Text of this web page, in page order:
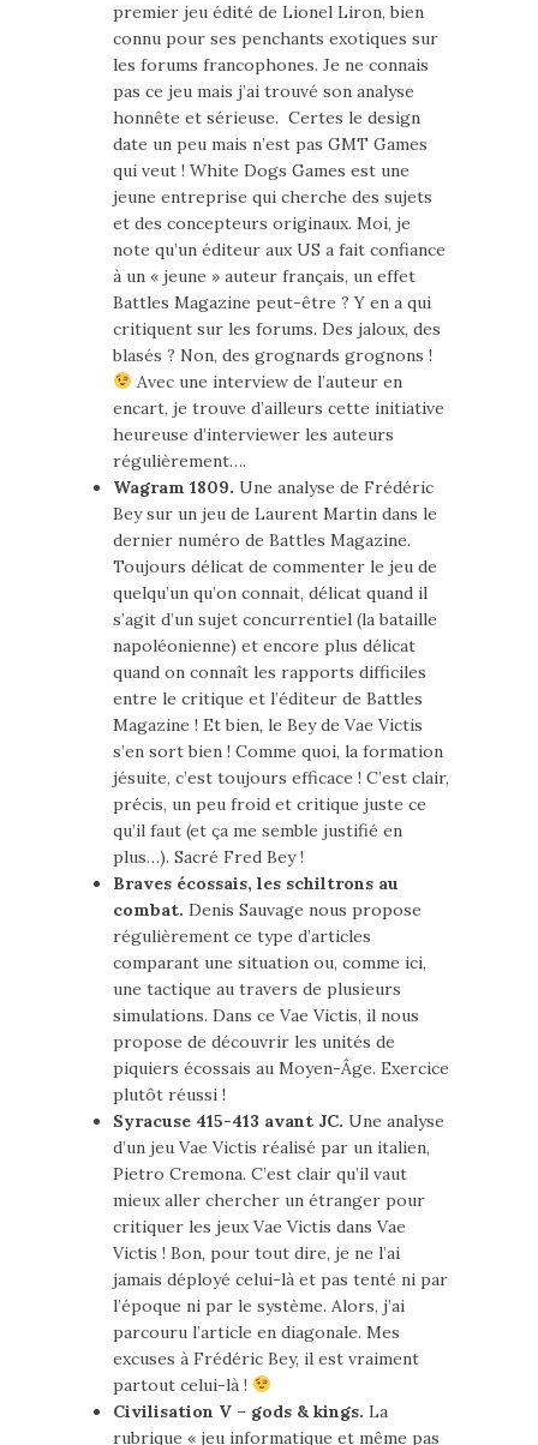
premier jeu édité de Lionel Liron, bien
connu pour ses penchants exotiques sur
les forums francophones. Je ne connais
pas ce jeu mais j’ai trouvé son analyse
honnête et sérieuse. Certes le design
date un peu mais n’est pas GMT Games
qui veut ! White Dogs Games est une
jeune entreprise qui cherche des sujets
et des concepteurs originaux. Moi, je
note qu’un éditeur aux US a fait confiance
à un « jeune » auteur français, un effet
Battles Magazine peut-être ? Y en a qui
critiquent sur les forums. Des jaloux, des
blasés ? Non, des grognards grognons !
Avec une interview de l’auteur en
encart, je trouve d’ailleurs cette initiative
heureuse d’interviewer les auteurs
régulièrement….
Wagram 1809. Une analyse de Frédéric
Bey sur un jeu de Laurent Martin dans le
dernier numéro de Battles Magazine.
Toujours délicat de commenter le jeu de
quelqu’un qu’on connait, délicat quand il
s’agit d’un sujet concurrentiel (la bataille
napoléonienne) et encore plus délicat
quand on connaît les rapports difficiles
entre le critique et l’éditeur de Battles
Magazine ! Et bien, le Bey de Vae Victis
s’en sort bien ! Comme quoi, la formation
jésuite, c’est toujours efficace ! C’est clair,
précis, un peu froid et critique juste ce
qu’il faut (et ça me semble justifié en
plus…). Sacré Fred Bey !
Braves écossais, les schiltrons au
combat. Denis Sauvage nous propose
régulièrement ce type d’articles
comparant une situation ou, comme ici,
une tactique au travers de plusieurs
simulations. Dans ce Vae Victis, il nous
propose de découvrir les unités de
piquiers écossais au Moyen-Âge. Exercice
plutôt réussi !
Syracuse 415-413 avant JC. Une analyse
d’un jeu Vae Victis réalisé par un italien,
Pietro Cremona. C’est clair qu’il vaut
mieux aller chercher un étranger pour
critiquer les jeux Vae Victis dans Vae
Victis ! Bon, pour tout dire, je ne l’ai
jamais déployé celui-là et pas tenté ni par
l’époque ni par le système. Alors, j’ai
parcouru l’article en diagonale. Mes
excuses à Frédéric Bey, il est vraiment
partout celui-là !
Civilisation V – gods & kings. La
rubrique « jeu informatique et même pas